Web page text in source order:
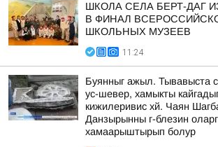
ШКОЛА СЕЛА БЕРТ-ДАГ
В ФИНАЛ
ШКОЛЬНЫХ МУЗЕЕВ
11:24
Буянныг ажыл. Тывавыста
ус-шевер, хамыкты
кижилеривис хй. Чаян
Данзырынны г-блезин
хамаарыштырып болур